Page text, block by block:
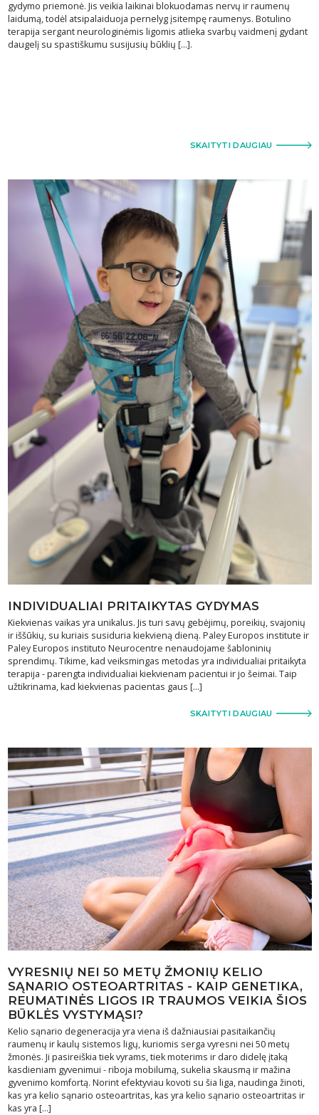
gydymo priemonė. Jis veikia laikinai blokuodamas nervų ir raumenų
laidumą, todėl atsipalaiduoja pernelyg įsitempę raumenys. Botulino
terapija sergant neurologinėmis ligomis atlieka svarbų vaidmenį gydant
daugelį su spastiškumu susijusių būklių [...].
SKAITYTI DAUGIAU
INDIVIDUALIAI PRITAIKYTAS GYDYMAS
Kiekvienas vaikas yra unikalus. Jis turi savų gebėjimų, poreikių, svajonių
ir iššūkių, su kuriais susiduria kiekvieną dieną. Paley Europos institute ir
Paley Europos instituto Neurocentre nenaudojame šabloninių
sprendimų. Tikime, kad veiksmingas metodas yra individualiai pritaikyta
terapija - parengta individualiai kiekvienam pacientui ir jo šeimai. Taip
užtikrinama, kad kiekvienas pacientas gaus [...]
SKAITYTI DAUGIAU
VYRESNIŲ NEI 50 METŲ ŽMONIŲ KELIO
SĄNARIO OSTEOARTRITAS - KAIP GENETIKA,
REUMATINĖS LIGOS IR TRAUMOS VEIKIA ŠIOS
BŪKLĖS VYSTYMĄSI?
Kelio sąnario degeneracija yra viena iš dažniausiai pasitaikančių
raumenų ir kaulų sistemos ligų, kuriomis serga vyresni nei 50 metų
žmonės. Ji pasireiškia tiek vyrams, tiek moterims ir daro didelę įtaką
kasdieniam gyvenimui - riboja mobilumą, sukelia skausmą ir mažina
gyvenimo komfortą. Norint efektyviau kovoti su šia liga, naudinga žinoti,
kas yra kelio sąnario osteoartritas, kas yra kelio sąnario osteoartritas ir
kas yra [...]